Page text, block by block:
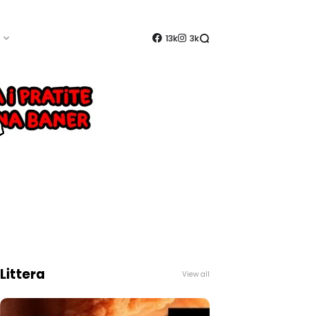
13k 3k
Littera View all